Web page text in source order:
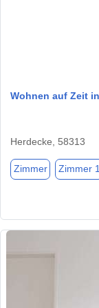
Wohnen auf Zeit
Herdecke, 58313
Zimmer Zimmer 1